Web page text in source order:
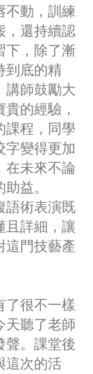
不動，訓練
，還持續認
下，除了漸
到底的精
講師鼓勵大
的經驗，
課程，同學
字變得更加
在未來不論
益。
語術表演既
且詳細，讓
這門技藝產
了很不一樣
天聽了老師
聲。課堂後
這次的活